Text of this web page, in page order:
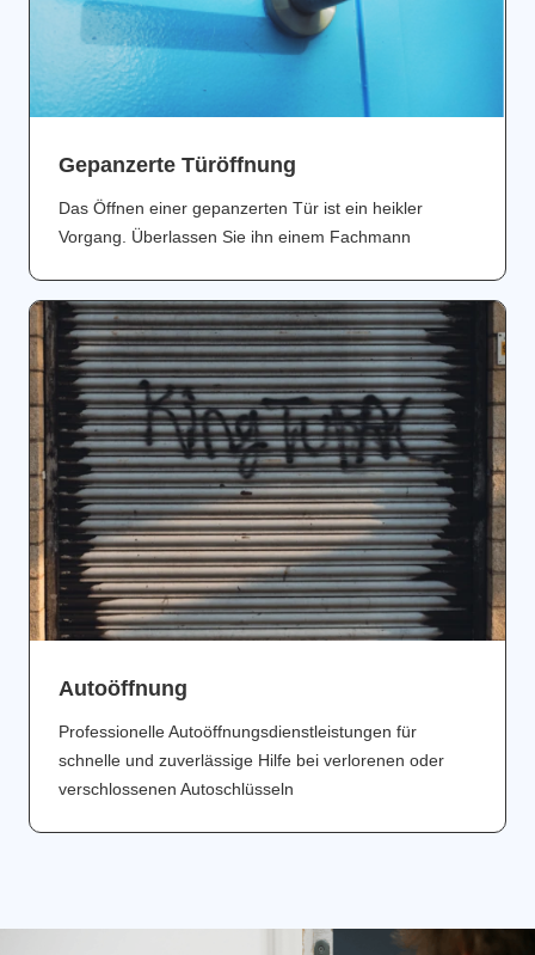
Gepanzerte Türöffnung
Das Öffnen einer gepanzerten Tür ist ein heikler
Vorgang. Überlassen Sie ihn einem Fachmann
Аutoöffnung
Professionelle Autoöffnungsdienstleistungen für
schnelle und zuverlässige Hilfe bei verlorenen oder
verschlossenen Autoschlüsseln